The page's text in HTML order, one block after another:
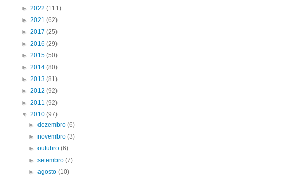
► 2022 (111)
► 2021 (62)
► 2017 (25)
► 2016 (29)
► 2015 (50)
► 2014 (80)
► 2013 (81)
► 2012 (92)
► 2011 (92)
▼ 2010 (97)
►dezembro(6)
►novembro(3)
►outubro(6)
►setembro(7)
►agosto(10)